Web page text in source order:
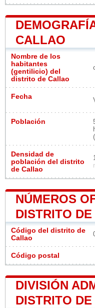
CALLAO
Nombre de los
habitantes
(gentilicio) del
distrito de Callao
Fecha
Población
Densidad de
población del distrito
de Callao
NÚMEROS
DISTRITO
Código del distrito de
Callao
Código postal
DIVISIÓN
DISTRITO